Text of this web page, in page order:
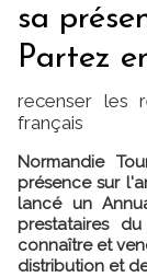
sa
Partez
recenser les
français
Normandie
présence sur
lancé un
prestataires
connaître et
distribution et